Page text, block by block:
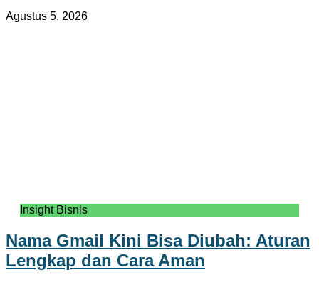
Agustus 5, 2026
Insight Bisnis
Nama Gmail Kini Bisa Diubah: Aturan
Lengkap dan Cara Aman